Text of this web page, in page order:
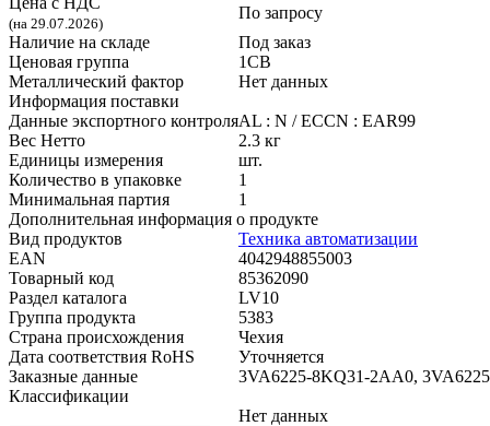
(на 29.07.2026)
По запросу
Наличие на складе
Под заказ
Ценовая группа
1CB
Металлический фактор
Нет данных
Информация поставки
Данные экспортного контроляAL : N / ECCN : EAR99
Вес Нетто
2.3 кг
Единицы измерения
шт.
Количество в упаковке
1
Минимальная партия
1
Дополнительная информация о продукте
Вид продуктов
Техника автоматизации
EAN
4042948855003
Товарный код
85362090
Раздел каталога
LV10
Группа продукта
5383
Страна происхождения
Чехия
Дата соответствия RoHS
Уточняется
Заказные данные
3VA6225-8KQ31-2AA0,
Классификации
Нет данных